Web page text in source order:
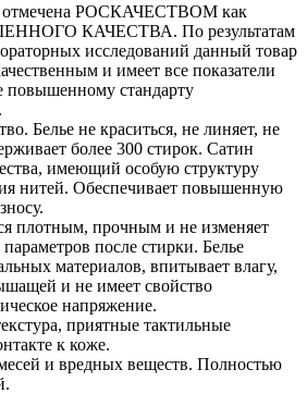
отмечена РОСКАЧЕСТВОМ как
КАЧЕСТВА. По результатам
исследований данный товар
и имеет все показатели
повышенному стандарту
Белье не краситься, не линяет, не
более 300 стирок. Сатин
имеющий особую структуру
нитей. Обеспечивает повышенную
плотным, прочным и не изменяет
после стирки. Белье
материалов, впитывает влагу,
и не имеет свойство
напряжение.
приятные тактильные
к коже.
и вредных веществ. Полностью